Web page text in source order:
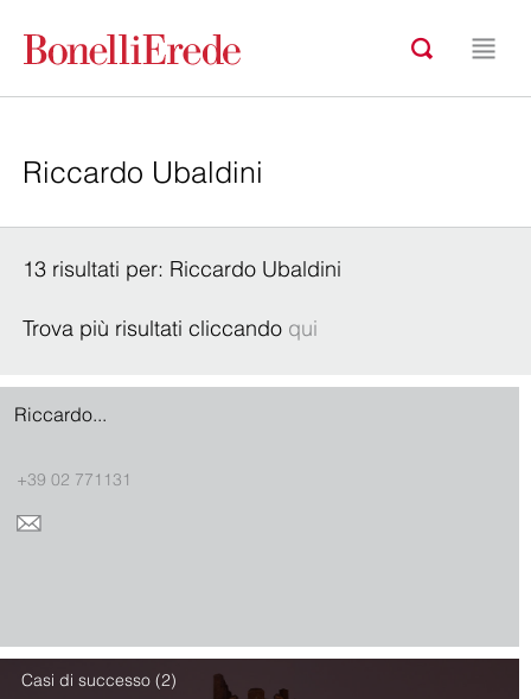
13 risultati per: Riccardo Ubaldini
Trova più risultati cliccando qui
Riccardo...
+39 02 771131
Casi di successo (2)